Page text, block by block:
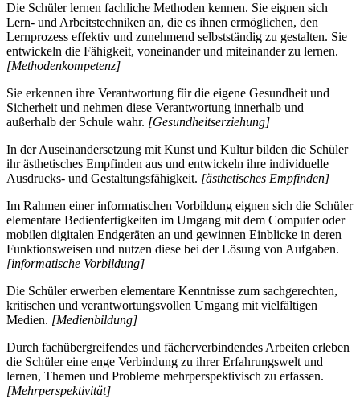
Die Schüler lernen fachliche Methoden kennen. Sie eignen sich
Lern- und Arbeitstechniken an, die es ihnen ermöglichen, den
Lernprozess effektiv und zunehmend selbstständig zu gestalten. Sie
entwickeln die Fähigkeit, voneinander und miteinander zu lernen.
[Methodenkompetenz]
Sie erkennen ihre Verantwortung für die eigene Gesundheit und
Sicherheit und nehmen diese Verantwortung innerhalb und
außerhalb der Schule wahr. [Gesundheitserziehung]
In der Auseinandersetzung mit Kunst und Kultur bilden die Schüler
ihr ästhetisches Empfinden aus und entwickeln ihre individuelle
Ausdrucks- und Gestaltungsfähigkeit. [ästhetisches Empfinden]
Im Rahmen einer informatischen Vorbildung eignen sich die Schüler
elementare Bedienfertigkeiten im Umgang mit dem Computer oder
mobilen digitalen Endgeräten an und gewinnen Einblicke in deren
Funktionsweisen und nutzen diese bei der Lösung von Aufgaben.
[informatische Vorbildung]
Die Schüler erwerben elementare Kenntnisse zum sachgerechten,
kritischen und verantwortungsvollen Umgang mit vielfältigen
Medien. [Medienbildung]
Durch fachübergreifendes und fächerverbindendes Arbeiten erleben
die Schüler eine enge Verbindung zu ihrer Erfahrungswelt und
lernen, Themen und Probleme mehrperspektivisch zu erfassen.
[Mehrperspektivität]